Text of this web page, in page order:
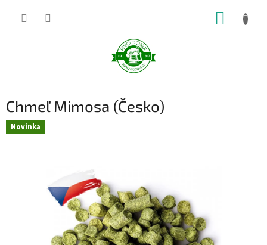
Chmeľ Mimosa (Česko)
Novinka